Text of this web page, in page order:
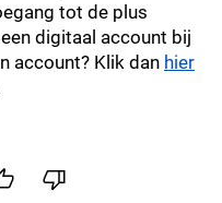
tot de plus
digitaal account bij
account? Klik dan hier